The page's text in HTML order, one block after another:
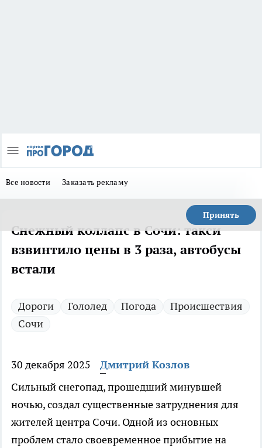
Все новости Заказать рекламу
Принять
Снежный коллапс в Сочи: такси
взвинтило цены в 3 раза, автобусы
встали
Дороги Гололед Погода
Происшествия
Сочи
30 декабря 2025
Дмитрий Козлов
Сильный снегопад, прошедший минувшей
ночью, создал существенные затруднения для
жителей центра Сочи. Одной из основных
проблем стало своевременное прибытие на